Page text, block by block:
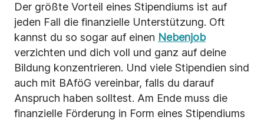
Der größte Vorteil eines Stipendiums ist auf
jeden Fall die finanzielle Unterstützung. Oft
kannst du so sogar auf einen Nebenjob
verzichten und dich voll und ganz auf deine
Bildung konzentrieren. Und viele Stipendien sind
auch mit BAföG vereinbar, falls du darauf
Anspruch haben solltest. Am Ende muss die
finanzielle Förderung in Form eines Stipendiums